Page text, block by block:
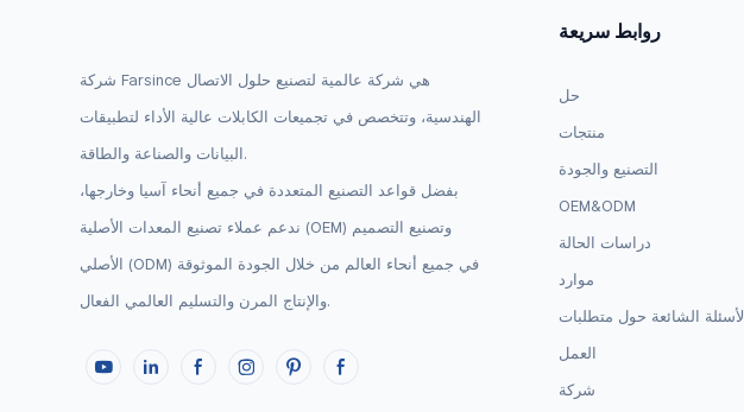
شركة Farsince هي شركة عالمية لتصنيع حلول الاتصال
الهندسية، وتتخصص في تجميعات الكابلات عالية الأداء لتطبيقات
البيانات والصناعة والطاقة.
بفضل قواعد التصنيع المتعددة في جميع أنحاء آسيا وخارجها،
ندعم عملاء تصنيع المعدات الأصلية (OEM) وتصنيع التصميم
الأصلي (ODM) في جميع أنحاء العالم من خلال الجودة الموثوقة
والإنتاج المرن والتسليم العالمي الفعال.
روابط سريعة
حل
منتجات
التصنيع والجودة
OEM&ODM
دراسات الحالة
موارد
الأسئلة الشائعة حول متطلبات
العمل
شركة